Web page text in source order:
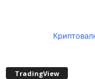
TradingView